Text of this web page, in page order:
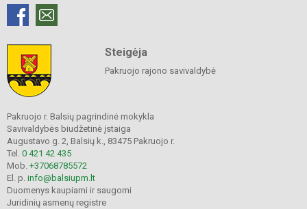
Steigėja
Pakruojo rajono savivaldybė
Pakruojo r. Balsių pagrindinė mokykla
Savivaldybės biudžetinė įstaiga
Augustavo g. 2, Balsių k., 83475 Pakruojo r.
Tel. 0 421 42 435
Mob. +37068785572
El. p. info@balsiupm.lt
Duomenys kaupiami ir saugomi
Juridinių asmenų registre